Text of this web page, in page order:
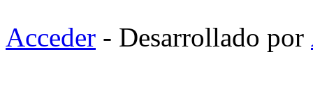
Acceder - Desarrollado por